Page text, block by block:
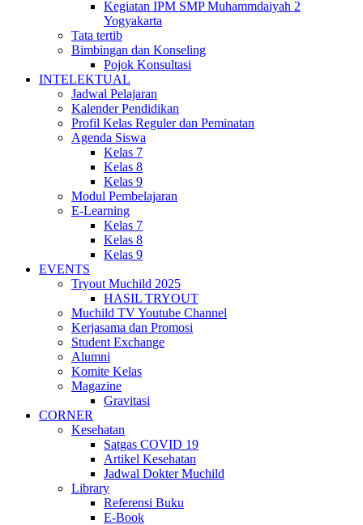
Kegiatan IPM SMP Muhammdaiyah 2
Yogyakarta
Tata tertib
Bimbingan dan Konseling
Pojok Konsultasi
INTELEKTUAL
Jadwal Pelajaran
Kalender Pendidikan
Profil Kelas Reguler dan Peminatan
Agenda Siswa
Kelas 7
Kelas 8
Kelas 9
Modul Pembelajaran
E-Learning
Kelas 7
Kelas 8
Kelas 9
EVENTS
Tryout Muchild 2025
HASIL TRYOUT
Muchild TV Youtube Channel
Kerjasama dan Promosi
Student Exchange
Alumni
Komite Kelas
Magazine
Gravitasi
CORNER
Kesehatan
Satgas COVID 19
Artikel Kesehatan
Jadwal Dokter Muchild
Library
Referensi Buku
E-Book